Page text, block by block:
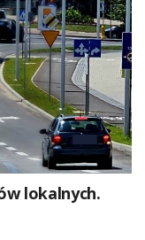
lokalnych.